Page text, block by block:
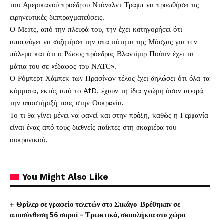
του Αμερικανού προέδρου Ντόναλντ Τραμπ να προωθήσει τις
ειρηνευτικές διαπραγματεύσεις.
Ο Μερτς, από την πλευρά του, την έχει κατηγορήσει ότι
αποφεύγει να συζητήσει την υπαιτιότητα της Μόσχας για τον
πόλεμο και ότι ο Ρώσος πρόεδρος Βλαντίμιρ Πούτιν έχει τα
μάτια του σε «έδαφος του ΝΑΤΟ».
Ο Ρόμπερτ Χάμπεκ των Πρασίνων τέλος έχει δηλώσει ότι όλα τα
κόμματα, εκτός από το AfD, έχουν τη ίδια γνώμη όσον αφορά
την υποστήριξή τους στην Ουκρανία.
Το τι θα γίνει μένει να φανεί και στην πράξη, καθώς η Γερμανία
είναι ένας από τους διεθνείς παίκτες στη σκαριέρα του
ουκρανικού.
You Might Also Like
Θρίλερ σε γραφείο τελετών στο Σικάγο: Βρέθηκαν σε
αποσύνθεση 56 σοροί – Τρωκτικά, σκουλήκια στο χώρο